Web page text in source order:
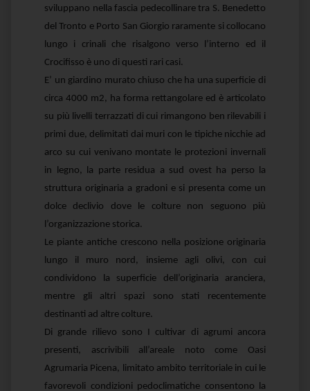
sviluppano nella fascia pedecollinare tra S. Benedetto
del Tronto e Porto San Giorgio raramente si collocano
lungo i crinali che risalgono verso l’interno ed il
Crocifisso è uno di questi rari casi.
E’ un giardino murato chiuso che ha una superficie di
circa 4000 m2, ha forma rettangolare ed è articolato
su più livelli terrazzati di cui rimangono ben rilevabili i
primi due, delimitati dai muri con le tipiche nicchie ad
arco su cui venivano montate le protezioni invernali
in legno, la parte residua a sud ovest ha perso la
struttura originaria a gradoni e si presenta come un
dolce declivio dove le colture non seguono più
l’organizzazione storica.
Le piante antiche crescono nella posizione originaria
lungo il muro nord, insieme agli olivi, con cui
condividono la superficie dell’originaria aranciera,
mentre gli altri spazi sono stati recentemente
destinanti ad altre colture.
Di grande rilievo sono I cultivar di agrumi ancora
presenti, ascrivibili all’areale noto come Oasi
Agrumaria Picena, limitato ambito territoriale in cui le
favorevoli condizioni pedoclimatiche consentono la